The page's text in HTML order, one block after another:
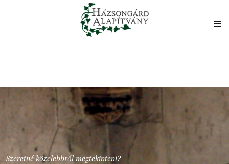
Szeretné közelebbről megtekinteni?